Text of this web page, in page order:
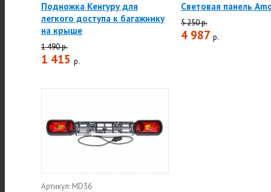
Подножка Кенгуру для
легкого доступа к багажнику
на крыше
1 490 р.
1 415 р.
Световая панель
5 250 р.
4 987 р.
Артикул: MD36